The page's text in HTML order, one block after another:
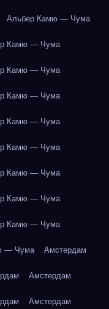
Альбер Камю — Чума
Камю — Чума
Камю — Чума
Камю — Чума
Камю — Чума
Камю — Чума
Камю — Чума
Камю — Чума
Камю — Чума
— Чума Амстердам
Амстердам
Амстердам